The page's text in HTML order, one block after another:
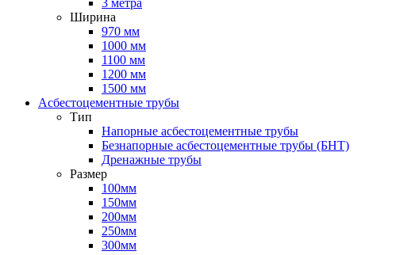
3 метра
Ширина
970 мм
1000 мм
1100 мм
1200 мм
1500 мм
Асбестоцементные трубы
Тип
Напорные асбестоцементные трубы
Безнапорные асбестоцементные трубы (БНТ)
Дренажные трубы
Размер
100мм
150мм
200мм
250мм
300мм